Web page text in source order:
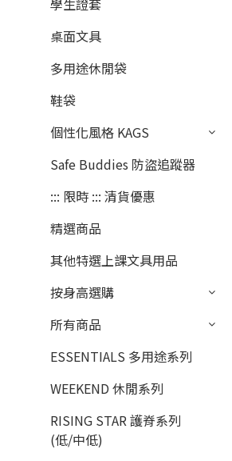
學生證套
桌面文具
多用途休閒袋
鞋袋
個性化風格 KAGS
Safe Buddies 防盜追蹤器
::: 限時 ::: 清貨優惠
精選商品
其他特選上課文具用品
按身高選購
所有商品
ESSENTIALS 多用途系列
WEEKEND 休閒系列
RISING STAR 護脊系列
(低/中低)